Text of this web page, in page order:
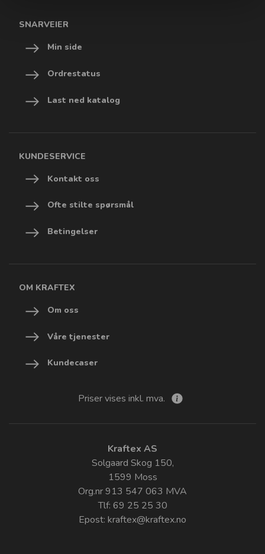
SNARVEIER
Min side
Ordrestatus
Last ned katalog
KUNDESERVICE
Kontakt oss
Ofte stilte spørsmål
Betingelser
OM KRAFTEX
Om oss
Våre tjenester
Kundecaser
Priser vises inkl. mva.
Kraftex AS
Solgaard Skog 150,
1599 Moss
Org.nr 913 547 063 MVA
Tlf: 69 25 25 30
Epost: kraftex@kraftex.no